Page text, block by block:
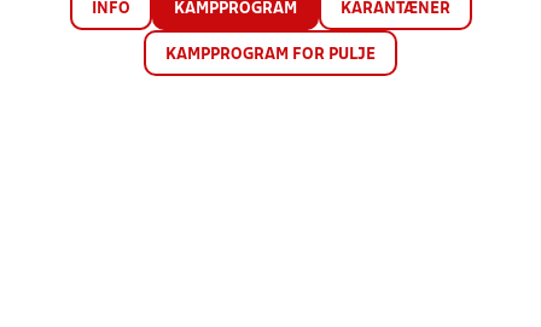
INFO KAMPPROGRAM KARANTÆNER
KAMPPROGRAM FOR PULJE